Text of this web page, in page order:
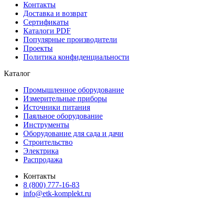
Контакты
Доставка и возврат
Сертификаты
Каталоги PDF
Популярные производители
Проекты
Политика конфиденциальности
Каталог
Промышленное оборудование
Измерительные приборы
Источники питания
Паяльное оборудование
Инструменты
Оборудование для сада и дачи
Строительство
Электрика
Распродажа
Контакты
8 (800) 777-16-83
info@etk-komplekt.ru